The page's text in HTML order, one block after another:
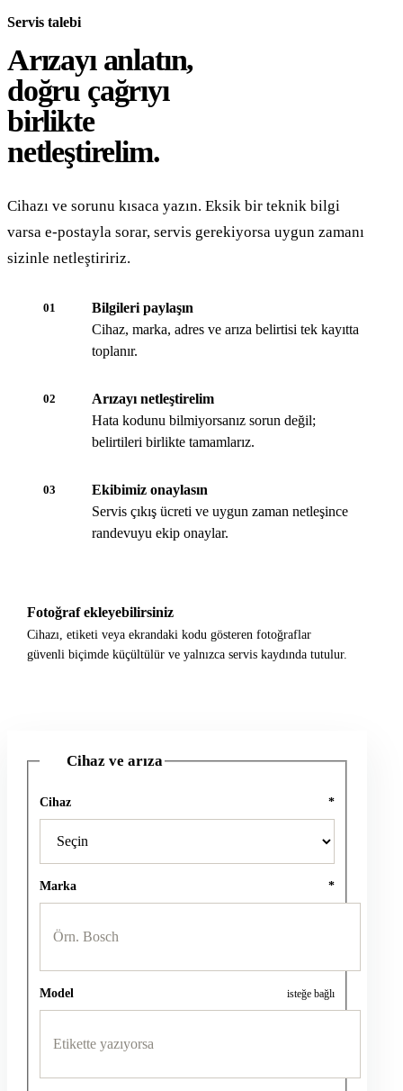
Servis talebi
Arızayı anlatın,
doğru çağrıyı
birlikte
netleştirelim.
Cihazı ve sorunu kısaca yazın. Eksik bir teknik bilgi
varsa e-postayla sorar, servis gerekiyorsa uygun zamanı
sizinle netleştiririz.
01
Bilgileri paylaşın
Cihaz, marka, adres ve arıza belirtisi tek kayıtta
toplanır.
02
Arızayı netleştirelim
Hata kodunu bilmiyorsanız sorun değil;
belirtileri birlikte tamamlarız.
03
Ekibimiz onaylasın
Servis çıkış ücreti ve uygun zaman netleşince
randevuyu ekip onaylar.
Fotoğraf ekleyebilirsiniz
Cihazı, etiketi veya ekrandaki kodu gösteren fotoğraflar
güvenli biçimde küçültülür ve yalnızca servis kaydında tutulur.
Cihaz ve arıza
Cihaz *
Marka *
Model isteğe bağlı